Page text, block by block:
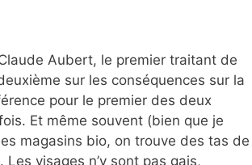
Aubert, le premier traitant de
sur les conséquences sur la
pour le premier des deux
Et même souvent (bien que je
magasins bio, on trouve des tas de
visages n’y sont pas gais,